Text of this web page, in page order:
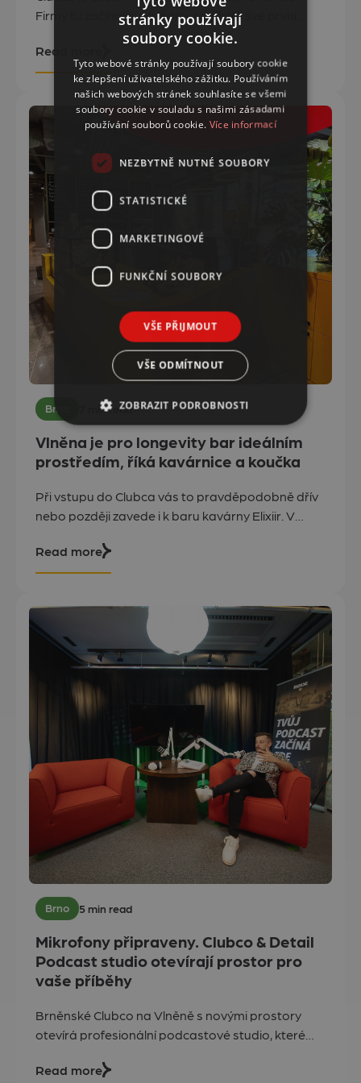
Firmy tu začínají s pár lidmi, rozjíždějí své první
projekty a po čase přerůstají kapacity coworku.
Český tým globální společnosti Enverus sem přišel
v roce 2022. Tehdy čítal dvacet lidí. Dnes má v
Brně přes stovku zaměstnanců. I když se firma
přesunula do vlastních prostor na Vlněně,
Read more
Brno 7 min read
Vlněna je pro longevity bar ideálním
prostředím, říká kavárnice a koučka
Při vstupu do Clubca vás to pravděpodobně dřív
nebo později zavede i k baru kavárny Elixiir. V
narozeniny, si dáte nejen kávu či něco menšího k
zakousnutí, ale i „elixíry“ plné vitamínů a dalších
konceptem stojí Petra Svobodová, která se
rozhodla
Read more
Brno 5 min read
Mikrofony připraveny. Clubco & Detail
Podcast studio otevírají prostor pro
vaše příběhy
Brněnské Clubco na Vlněně s novými prostory
otevírá profesionální podcastové studio, které
podnikatele a tvůrce obsahu v unikátním
Read more
stránky používají
soubory cookie.
Tyto webové stránky používají soubory cookie
ke zlepšení uživatelského zážitku. Používáním
našich webových stránek souhlasíte se všemi
soubory cookie v souladu s našimi zásadami
používání souborů cookie. Více informací
NEZBYTNĚ NUTNÉ SOUBORY
STATISTICKÉ
MARKETINGOVÉ
FUNKČNÍ SOUBORY
VŠE PŘIJMOUT
VŠE ODMÍTNOUT
ZOBRAZIT PODROBNOSTI